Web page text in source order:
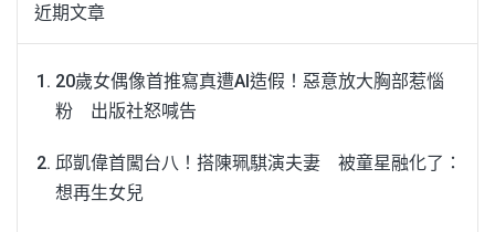
近期文章
20歲女偶像首推寫真遭AI造假！惡意放大胸部惹惱
粉 出版社怒喊告
邱凱偉首闖台八！搭陳珮騏演夫妻 被童星融化了：
想再生女兒